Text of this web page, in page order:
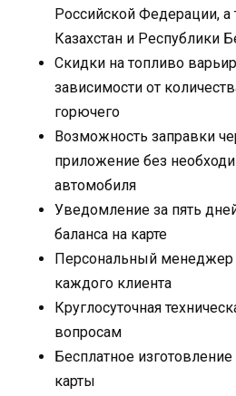
Российской Федерации,
Казахстан и Республики
Скидки на топливо
зависимости от
горючего
Возможность заправки
приложение без
автомобиля
Уведомление за пять
баланса на карте
Персональный
каждого клиента
Круглосуточная
вопросам
Бесплатное
карты